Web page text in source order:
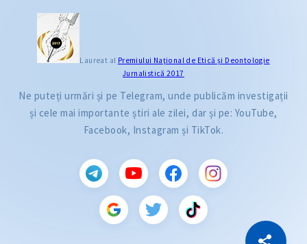
Laureat al Premiului Naţional de Etică și Deontologie
Jurnalistică 2017
Ne puteți urmări și pe Telegram, unde publicăm investigații
și cele mai importante știri ale zilei, dar și pe: YouTube,
Facebook, Instagram și TikTok.